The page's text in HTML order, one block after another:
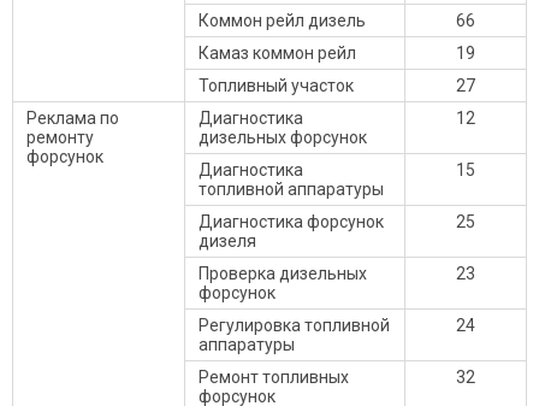
Коммон рейл дизель
66
Камаз коммон рейл
19
Топливный участок
27
Реклама по
ремонту
форсунок
Диагностика
дизельных форсунок
12
Диагностика
топливной аппаратуры
15
Диагностика форсунок
дизеля
25
Проверка дизельных
форсунок
23
Регулировка топливной
аппаратуры
24
Ремонт топливных
форсунок
32